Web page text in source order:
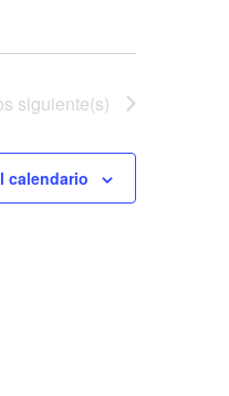
siguiente(s)
calendario